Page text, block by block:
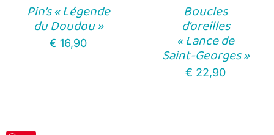
Pin’s « Légende
du Doudou »
€ 16,90
Boucles
d’oreilles
« Lance de
Saint-Georges »
€ 22,90